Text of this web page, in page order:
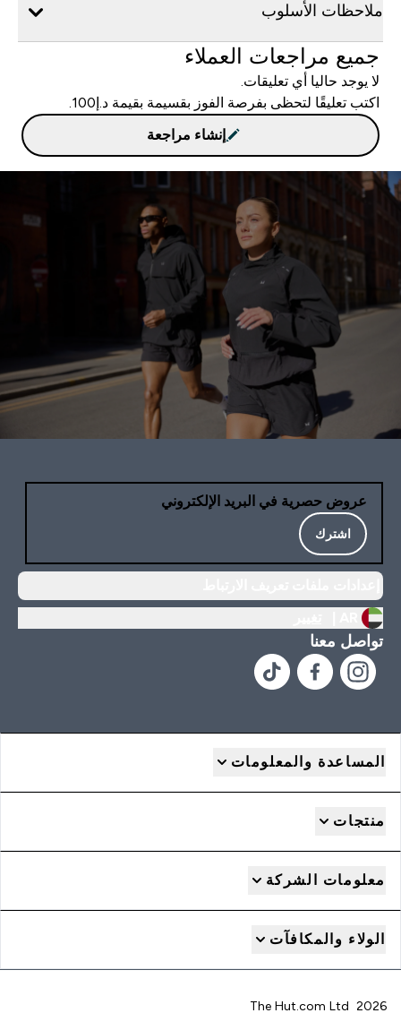
ملاحظات الأسلوب
جميع مراجعات العملاء
لا يوجد حاليا أي تعليقات.
اكتب تعليقًا لتحظى بفرصة الفوز بقسيمة بقيمة د.إ100.
إنشاء مراجعة
عروض حصرية في البريد الإلكتروني
اشترك
تواصل معنا
المساعدة والمعلومات
منتجات
معلومات الشركة
الولاء والمكافآت
2026 The Hut.com Ltd